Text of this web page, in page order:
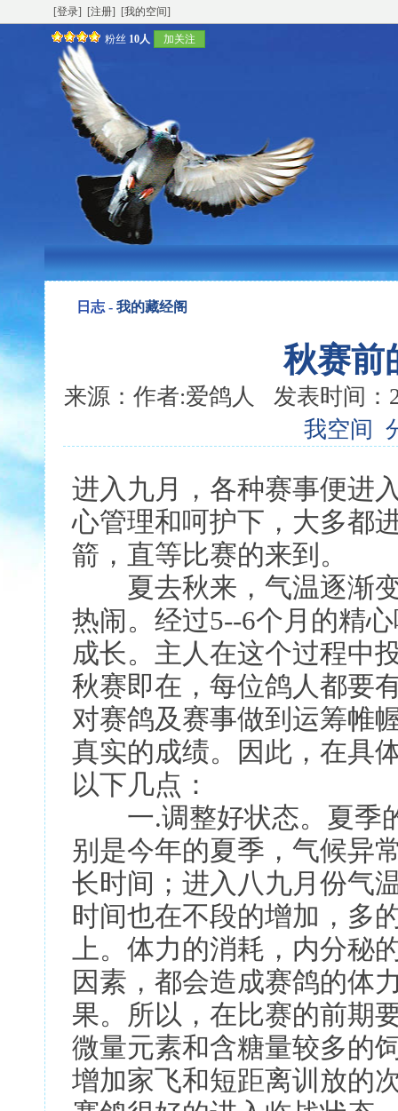
[登录] [注册] [我的空间]
粉丝 10人 加关注
日志 - 我的藏经阁
秋赛前
来源：作者:爱鸽人 发表时间
我空间
进入九月，各种赛事便进
心管理和呵护下，大多都
箭，直等比赛的来到。
夏去秋来，气温逐渐变
热闹。经过5--6个月的精
成长。主人在这个过程中
秋赛即在，每位鸽人都要
对赛鸽及赛事做到运筹帷
真实的成绩。因此，在具
以下几点：
一.调整好状态。夏季
别是今年的夏季，气候异
长时间；进入八九月份气
时间也在不段的增加，多
上。体力的消耗，内分秘
因素，都会造成赛鸽的体
果。所以，在比赛的前期
微量元素和含糖量较多的
增加家飞和短距离训放的